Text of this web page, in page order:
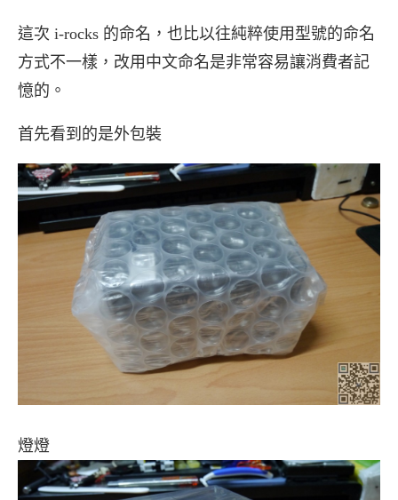
這次 i-rocks 的命名，也比以往純粹使用型號的命名
方式不一樣，改用中文命名是非常容易讓消費者記
憶的。
首先看到的是外包裝
燈燈